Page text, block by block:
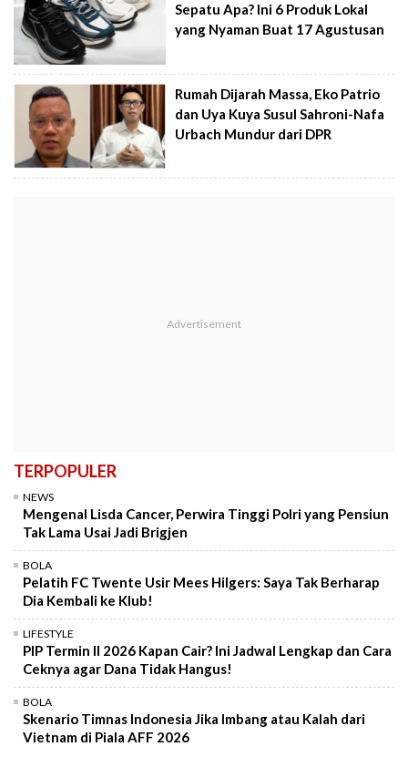
Sepatu Apa? Ini 6 Produk Lokal
yang Nyaman Buat 17 Agustusan
Rumah Dijarah Massa, Eko Patrio
dan Uya Kuya Susul Sahroni-Nafa
Urbach Mundur dari DPR
TERPOPULER
NEWS
Mengenal Lisda Cancer, Perwira Tinggi Polri yang Pensiun
Tak Lama Usai Jadi Brigjen
BOLA
Pelatih FC Twente Usir Mees Hilgers: Saya Tak Berharap
Dia Kembali ke Klub!
LIFESTYLE
PIP Termin II 2026 Kapan Cair? Ini Jadwal Lengkap dan Cara
Ceknya agar Dana Tidak Hangus!
BOLA
Skenario Timnas Indonesia Jika Imbang atau Kalah dari
Vietnam di Piala AFF 2026